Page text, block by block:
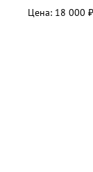
Цена: 18 000 ₽